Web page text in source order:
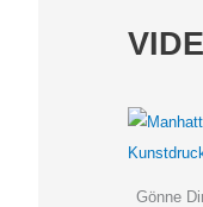
Gönne